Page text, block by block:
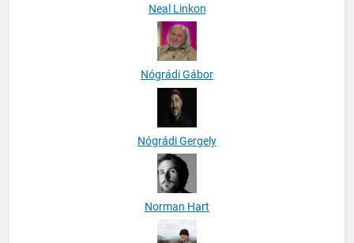
Neal Linkon
Nógrádi Gábor
Nógrádi Gergely
Norman Hart